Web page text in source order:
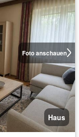
Foto anschauen
Haus